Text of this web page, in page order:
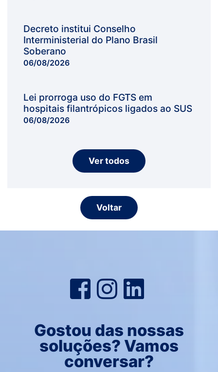
Decreto institui Conselho
Interministerial do Plano Brasil
Soberano
06/08/2026
Lei prorroga uso do FGTS em
hospitais filantrópicos ligados ao SUS
06/08/2026
Ver todos
Voltar
Gostou das nossas
soluções? Vamos
conversar?